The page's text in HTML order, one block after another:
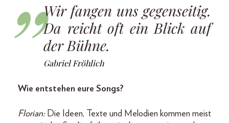
Wir fangen uns gegenseitig.
Da reicht oft ein Blick auf
der Bühne.
Gabriel Fröhlich
Wie entstehen eure Songs?
Florian: Die Ideen, Texte und Melodien kommen meist